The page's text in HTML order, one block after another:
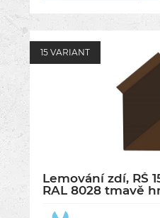
15 VARIANT
Lemování zdí, RŠ
RAL 8028 tmavě